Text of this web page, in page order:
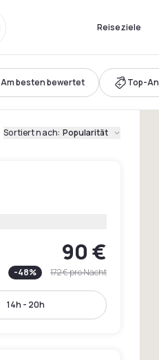
Reiseziele
Am besten bewertet Top-
Sortiert nach: Popularität
90 €
-48% 172 €pro Nacht
14h - 20h